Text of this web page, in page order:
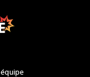
équipe